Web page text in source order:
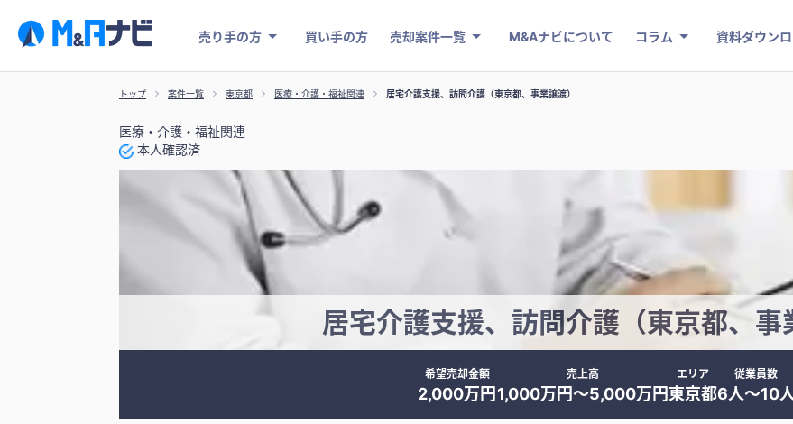
売り手の方 買い手の方 売却案件一覧 M&Aナビについて コラム 資料ダウン
トップ 案件一覧 東京都 医療・介護・福祉関連 居宅介護支援、訪問介護（東京都、事業譲渡）
医療・介護・福祉関連
本人確認済
居宅介護支援、訪問介護（東京都、事
希望売却金額
2,000万円
売上高
1,000万円〜5,000万円
エリア
東京都
従業員数
6人〜10